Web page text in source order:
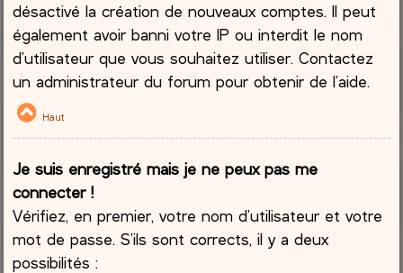
désactivé la création de nouveaux comptes. Il peut
également avoir banni votre IP ou interdit le nom
d’utilisateur que vous souhaitez utiliser. Contactez
un administrateur du forum pour obtenir de l’aide.
Haut
Je suis enregistré mais je ne peux pas me
connecter !
Vérifiez, en premier, votre nom d’utilisateur et votre
mot de passe. S’ils sont corrects, il y a deux
possibilités :